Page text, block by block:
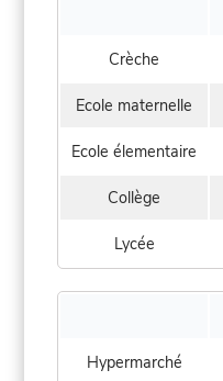
Crèche
Ecole maternelle
Ecole élementaire
Collège
Lycée
Hypermarché